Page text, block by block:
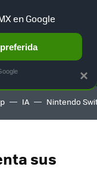
TERRITORIO
IA Nintendo
sus
×
en Google